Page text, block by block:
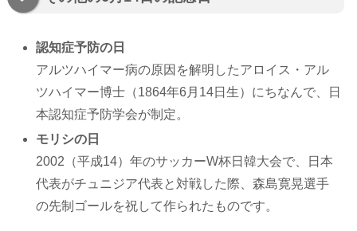
認知症予防の日
アルツハイマー病の原因を解明したアロイス・アル
ツハイマー博士（1864年6月14日生）にちなんで、日
本認知症予防学会が制定。
モリシの日
2002（平成14）年のサッカーW杯日韓大会で、日本
代表がチュニジア代表と対戦した際、森島寛晃選手
の先制ゴールを祝して作られたものです。